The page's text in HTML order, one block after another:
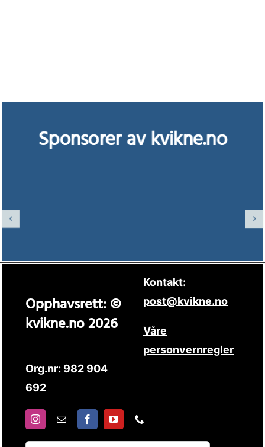
Sponsorer av kvikne.no
Opphavsrett: ©
kvikne.no 2026
Org.nr: 982 904
692
Kontakt:
post@kvikne.no
Våre
personvernregler